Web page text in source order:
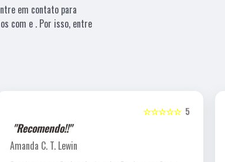
em contato para
com e . Por isso, entre
5
☆☆☆☆☆
"Recomendo!!"
Amanda C. T. Lewin